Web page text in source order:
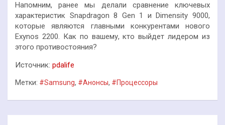
Напомним, ранее мы делали сравнение ключевых
характеристик Snapdragon 8 Gen 1 и Dimensity 9000,
которые являются главными конкурентами нового
Exynos 2200. Как по вашему, кто выйдет лидером из
этого противостояния?
Источник: pdalife
Метки: #Samsung, #Анонсы, #Процессоры